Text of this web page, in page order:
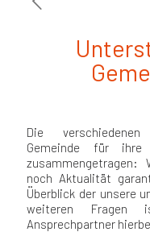
Die
Gemeinde für ihre
zusammengetragen:
noch Aktualität
Überblick der unsere
weiteren
Ansprechpartner